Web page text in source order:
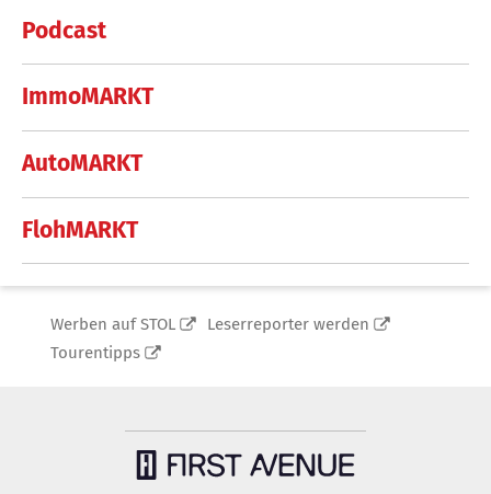
Podcast
ImmoMARKT
AutoMARKT
FlohMARKT
Werben auf STOL
Leserreporter werden
Tourentipps